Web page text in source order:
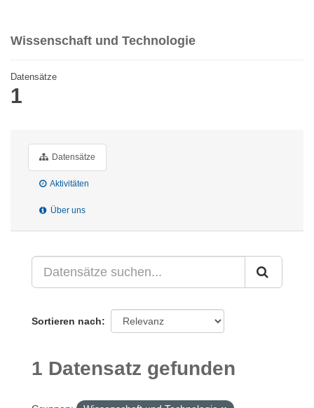
Wissenschaft und Technologie
Datensätze
1
Datensätze
Aktivitäten
Über uns
Sortieren nach
1 Datensatz gefunden